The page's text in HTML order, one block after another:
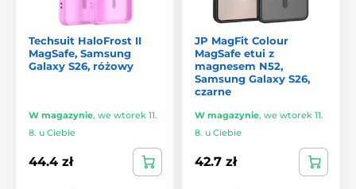
Techsuit HaloFrost II
MagSafe, Samsung
Galaxy S26, różowy
W magazynie, we wtorek 11.
8. u Ciebie
44.4 zł
JP MagFit Colour
MagSafe etui z
magnesem N52,
Samsung Galaxy S26,
czarne
W magazynie, we wtorek 11.
8. u Ciebie
42.7 zł